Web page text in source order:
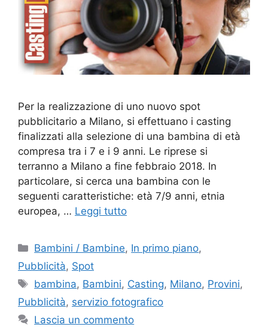
Per la realizzazione di uno nuovo spot
pubblicitario a Milano, si effettuano i casting
finalizzati alla selezione di una bambina di età
compresa tra i 7 e i 9 anni. Le riprese si
terranno a Milano a fine febbraio 2018. In
particolare, si cerca una bambina con le
seguenti caratteristiche: età 7/9 anni, etnia
europea, … Leggi tutto
Categorie
Bambini / Bambine, In primo piano,
Pubblicità, Spot
Tag
bambina, Bambini, Casting, Milano, Provini,
Pubblicità, servizio fotografico
Lascia un commento